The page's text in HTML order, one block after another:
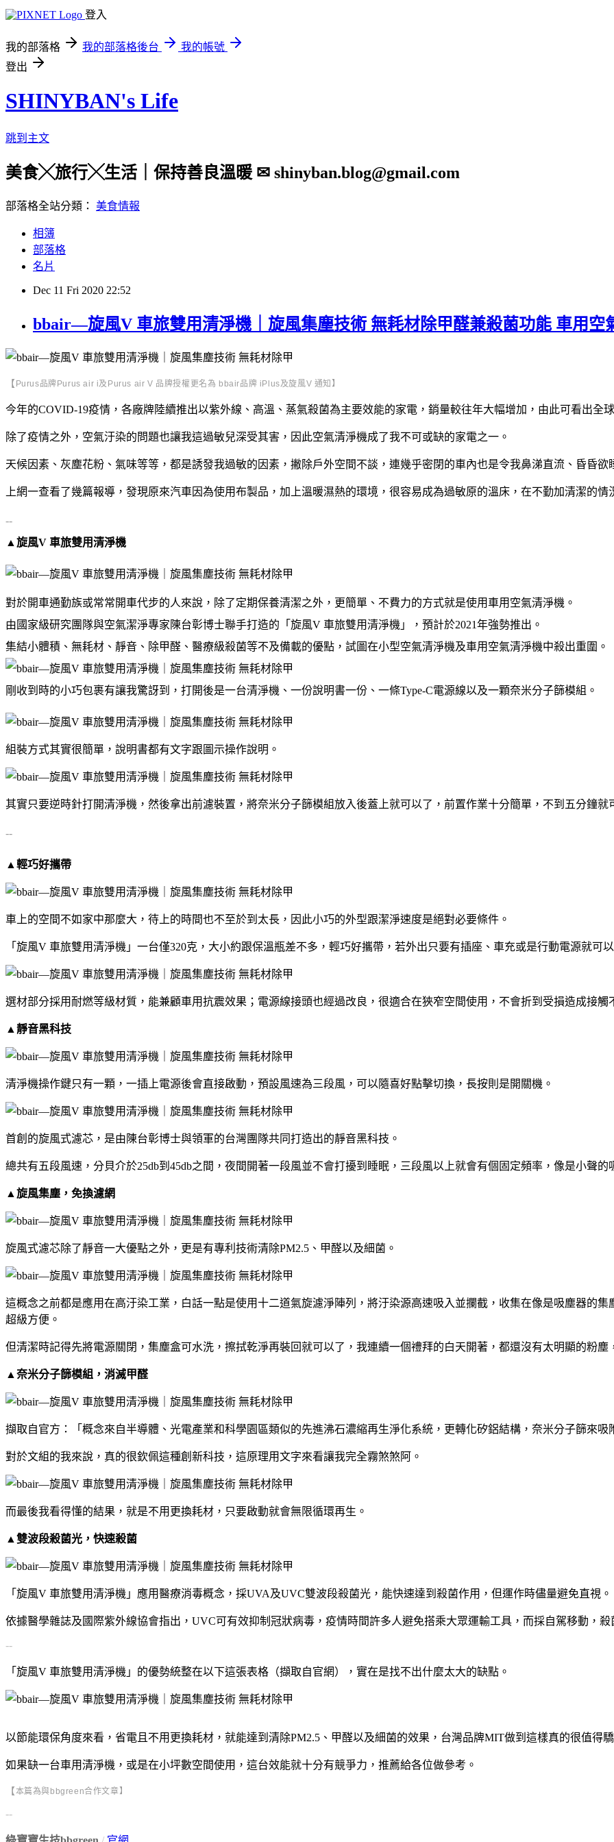
登入
我的部落格 我的部落格後台
我的帳號
登出
SHINYBAN's Life
跳到主文
美食╳旅行╳生活｜保持善良溫暖 ✉ shinyban.blog@gmail.com
部落格全站分類： 美食情報
相簿
部落格
名片
Dec 11 Fri 2020 22:52
bbair—旋風V 車旅雙用清淨機｜旋風集塵技術 無耗材除甲醛兼殺菌功能 車用空
【 Purus品牌Purus air i及Purus air V 品牌授權更名為 bbair品牌 iPlus及旋風V 通知】
今年的COVID-19疫情，各廠牌陸續推出以紫外線、高溫、蒸氣殺菌為主要效能的家電，銷量較往年大幅增加，由此可看出全
除了疫情之外，空氣汙染的問題也讓我這過敏兒深受其害，因此空氣清淨機成了我不可或缺的家電之一。
天候因素、灰塵花粉、氣味等等，都是誘發我過敏的因素，撇除戶外空間不談，連幾乎密閉的車內也是令我鼻涕直流、昏昏欲
上網一查看了幾篇報導，發現原來汽車因為使用布製品，加上溫暖濕熱的環境，很容易成為過敏原的溫床，在不勤加清潔的情
--
▲旋風V 車旅雙用清淨機
對於開車通勤族或常常開車代步的人來說，除了定期保養清潔之外，更簡單、不費力的方式就是使用車用空氣清淨機。
由國家級研究團隊與空氣潔淨專家陳台彰博士聯手打造的「旋風V 車旅雙用清淨機」，預計於2021年強勢推出。
集結小體積、無耗材、靜音、除甲醛、醫療級殺菌等不及備載的優點，試圖在小型空氣清淨機及車用空氣清淨機中殺出重圍。
剛收到時的小巧包裹有讓我驚訝到，打開後是一台清淨機、一份說明書一份、一條Type-C電源線以及一顆奈米分子篩模組。
組裝方式其實很簡單，說明書都有文字跟圖示操作說明。
其實只要逆時針打開清淨機，然後拿出前濾裝置，將奈米分子篩模組放入後蓋上就可以了，前置作業十分簡單，不到五分鐘就
--
▲輕巧好攜帶
車上的空間不如家中那麼大，待上的時間也不至於到太長，因此小巧的外型跟潔淨速度是絕對必要條件。
「旋風V 車旅雙用清淨機」一台僅320克，大小約跟保溫瓶差不多，輕巧好攜帶，若外出只要有插座、車充或是行動電源就可
選材部分採用耐燃等級材質，能兼顧車用抗震效果；電源線接頭也經過改良，很適合在狹窄空間使用，不會折到受損造成接觸
▲靜音黑科技
清淨機操作鍵只有一顆，一插上電源後會直接啟動，預設風速為三段風，可以隨喜好點擊切換，長按則是開關機。
首創的旋風式濾芯，是由陳台彰博士與領軍的台灣團隊共同打造出的靜音黑科技。
總共有五段風速，分貝介於25db到45db之間，夜間開著一段風並不會打擾到睡眠，三段風以上就會有個固定頻率，像是小聲的
▲旋風集塵，免換濾網
旋風式濾芯除了靜音一大優點之外，更是有專利技術清除PM2.5、甲醛以及細菌。
這概念之前都是應用在高汙染工業，白話一點是使用十二道氣旋濾淨陣列，將汙染源高速吸入並攔截，收集在像是吸塵器的
超級方便。
但清潔時記得先將電源關閉，集塵盒可水洗，擦拭乾淨再裝回就可以了，我連續一個禮拜的白天開著，都還沒有太明顯的粉塵
▲奈米分子篩模組，消滅甲醛
擷取自官方：「概念來自半導體、光電產業和科學園區類似的先進沸石濃縮再生淨化系統，更轉化矽鋁結構，奈米分子篩來吸
對於文組的我來說，真的很欽佩這種創新科技，這原理用文字來看讓我完全霧煞煞阿。
而最後我看得懂的結果，就是不用更換耗材，只要啟動就會無限循環再生。
▲雙波段殺菌光，快速殺菌
「旋風V 車旅雙用清淨機」應用醫療消毒概念，採UVA及UVC雙波段殺菌光，能快速達到殺菌作用，但運作時儘量避免直視。
依據醫學雜誌及國際紫外線協會指出，UVC可有效抑制冠狀病毒，疫情時間許多人避免搭乘大眾運輸工具，而採自駕移動，
--
「旋風V 車旅雙用清淨機」的優勢統整在以下這張表格（擷取自官網），實在是找不出什麼太大的缺點。
以節能環保角度來看，省電且不用更換耗材，就能達到清除PM2.5、甲醛以及細菌的效果，台灣品牌MIT做到這樣真的很值得驕
如果缺一台車用清淨機，或是在小坪數空間使用，這台效能就十分有競爭力，推薦給各位做參考。
【本篇為與bbgreen合作文章】
--